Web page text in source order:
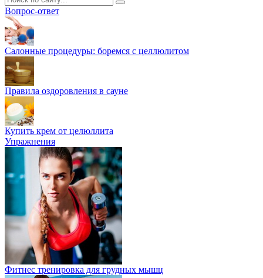
Вопрос-ответ
Салонные процедуры: боремся с целлюлитом
Правила оздоровления в сауне
Купить крем от целюллита
Упражнения
Фитнес тренировка для грудных мышц